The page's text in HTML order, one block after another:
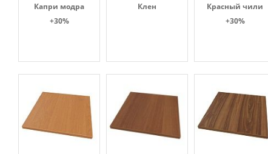
Капри модра
+30%
Клен
Красный чили
+30%